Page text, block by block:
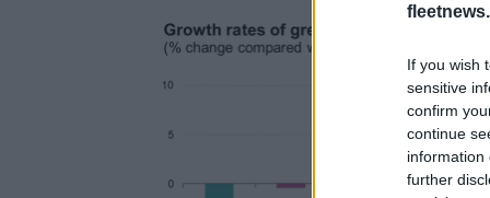
If you wish
sensitive
confirm
continue
information
further